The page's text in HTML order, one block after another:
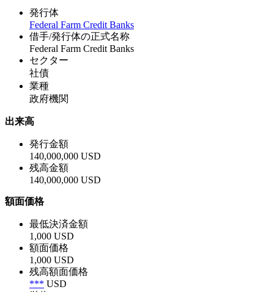
発行体
Federal Farm Credit Banks
借手/発行体の正式名称
Federal Farm Credit Banks
セクター
社債
業種
政府機関
出来高
発行金額
140,000,000 USD
残高金額
140,000,000 USD
額面価格
最低決済金額
1,000 USD
額面価格
1,000 USD
残高額面価格
*** USD